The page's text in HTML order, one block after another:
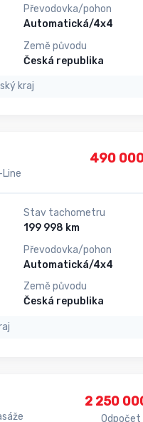
Převodovka/pohon
Automatická/4x4
Země původu
Česká republika
kraj
490
Stav tachometru
199 998 km
Převodovka/pohon
Automatická/4x4
Země původu
Česká republika
2 250
Odpočet